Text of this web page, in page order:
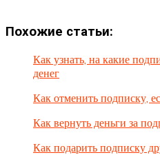
Похожие статьи:
Как узнать, на какие
денег
Как отменить подписку,
Как вернуть деньги за
Как подарить подписку